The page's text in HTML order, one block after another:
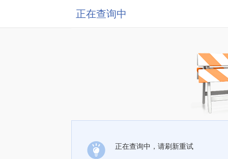
正在查询中
正在查询中，请刷新重试